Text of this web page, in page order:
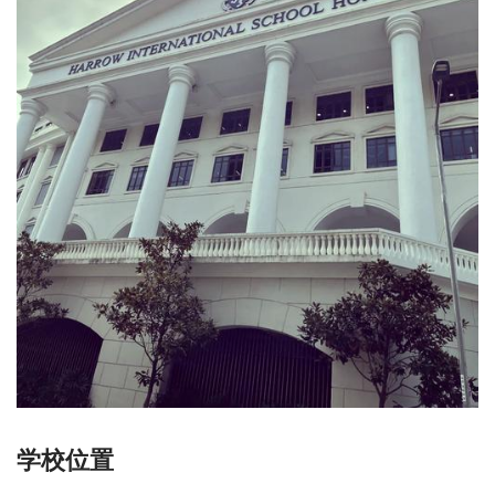
学校位置